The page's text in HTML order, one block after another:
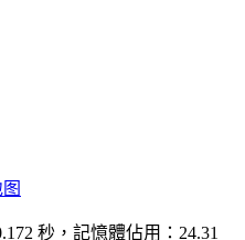
秒，記憶體佔用：24.31